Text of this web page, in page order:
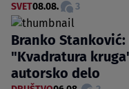
SVET08.08. 3
Branko Stanković:
"Kvadratura
autorsko delo